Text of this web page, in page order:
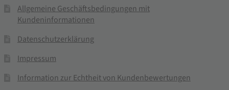
Allgemeine Geschäftsbedingungen mit
Kundeninformationen
Datenschutzerklärung
Impressum
Information zur Echtheit von Kundenbewertungen